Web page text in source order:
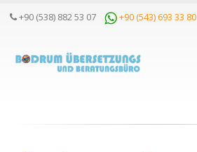
+90 (538) 882 53 07 +90 (543) 693 33 80